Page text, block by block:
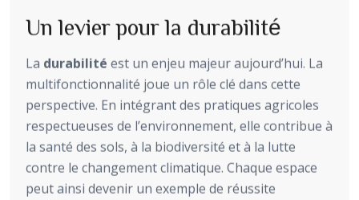
Un levier pour la durabilité
La durabilité est un enjeu majeur aujourd’hui. La
multifonctionnalité joue un rôle clé dans cette
perspective. En intégrant des pratiques agricoles
respectueuses de l’environnement, elle contribue à
la santé des sols, à la biodiversité et à la lutte
contre le changement climatique. Chaque espace
peut ainsi devenir un exemple de réussite